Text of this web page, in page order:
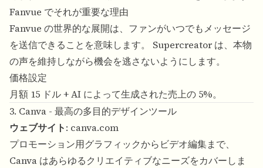
Fanvue でそれが重要な理由
Fanvue の世界的な展開は、ファンがいつでもメッセージ
を送信できることを意味します。 Supercreator は、本物
の声を維持しながら機会を逃さないようにします。
価格設定
月額 15 ドル + AI によって生成された売上の 5%。
3. Canva - 最高の多目的デザインツール
ウェブサイト: canva.com
プロモーション用グラフィックからビデオ編集まで、
Canva はあらゆるクリエイティブなニーズをカバーしま